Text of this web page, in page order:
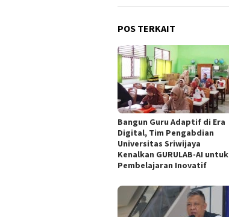
POS TERKAIT
Bangun Guru Adaptif di Era
Digital, Tim Pengabdian
Universitas Sriwijaya
Kenalkan GURULAB-AI untuk
Pembelajaran Inovatif